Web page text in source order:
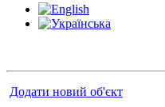
Додати новий об'єкт